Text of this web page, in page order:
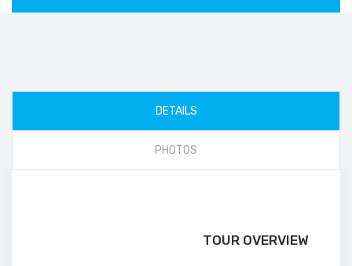
DETAILS
PHOTOS
TOUR OVERVIEW